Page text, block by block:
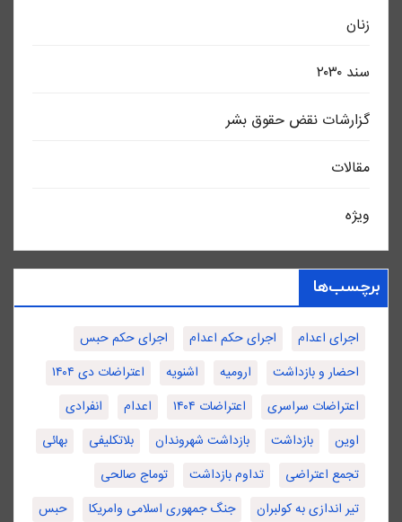
زنان
سند ٢٠٣٠
گزارشات نقض حقوق بشر
مقالات
ویژه
برچسب‌ها
اجرای اعدام اجرای حکم اعدام
اجرای حکم حبس
احضار و بازداشت
ارومیه اشنویه
اعتراضات دی ۱۴۰۴
اعتراضات سراسری
اعتراضات ۱۴۰۴ اعدام
انفرادی
اوین
بازداشت بازداشت شهروندان بلاتکلیفی
بهائی
تجمع اعتراضی
تداوم بازداشت
توماج صالحی
تیر اندازی به کولبران
جنگ جمهوری اسلامی وامریکا
حبس